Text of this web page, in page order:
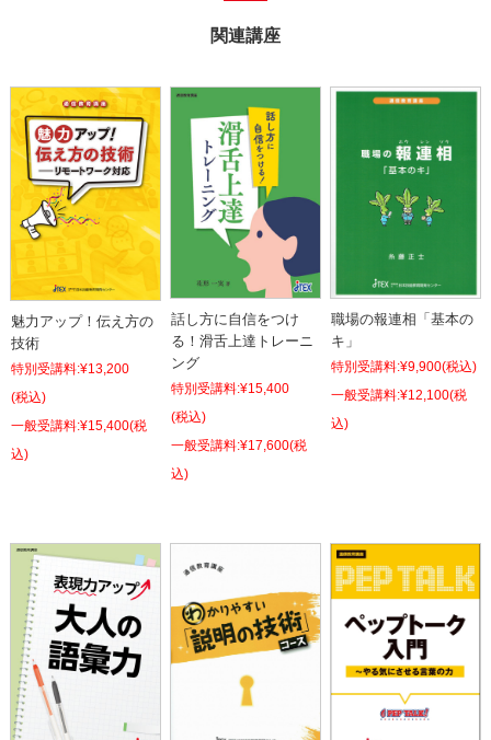
関連講座
魅力アップ！伝え方の
技術
特別受講料:¥13,200
(税込)
¥15,400(税
込)
話し方に自信をつけ
る！滑舌上達トレーニ
ング
特別受講料:¥15,400
(税込)
¥17,600(税
込)
職場の報連相「基本の
キ」
特別受講料:¥9,900(税込)
¥12,100(税
込)